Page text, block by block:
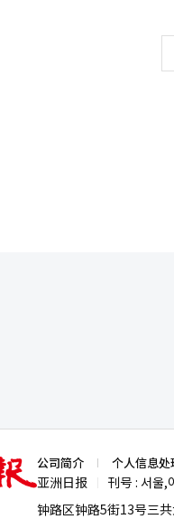
平洋（3.2%）、希
择理由中，“具有竞争力
的毕业生倾向大型
绩的增长。其成功
显著。”
贸易、移民、财政政策
持利率不变，目前
会（以下简称“委员
增长预测基于去年10
日，在位于首尔中
公司简介 个人信息处
亚洲日报 刊号 : 서울,
钟路区钟路5街13号三